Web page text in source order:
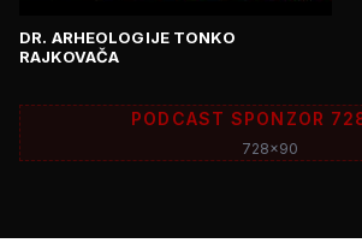
DR. ARHEOLOGIJE TONKO
RAJKOVAČA
PODCAST SPONZOR
728x90